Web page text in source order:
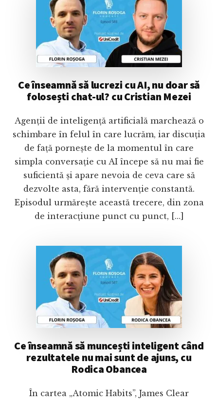
Ce înseamnă să lucrezi cu AI, nu doar să
folosești chat-ul? cu Cristian Mezei
Agenții de inteligență artificială marchează o
schimbare în felul în care lucrăm, iar discuția
de față pornește de la momentul în care
simpla conversație cu AI începe să nu mai fie
suficientă și apare nevoia de ceva care să
dezvolte asta, fără intervenție constantă.
Episodul urmărește această trecere, din zona
de interacțiune punct cu punct, […]
Ce înseamnă să muncești inteligent când
rezultatele nu mai sunt de ajuns, cu
Rodica Obancea
În cartea „Atomic Habits”, James Clear